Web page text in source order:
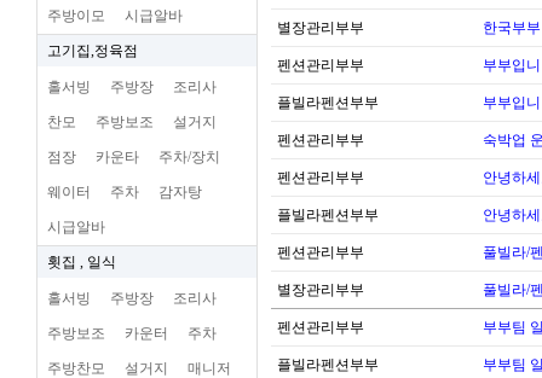
주방이모 시급알바
고기집,정육점
홀서빙 주방장 조리사
찬모 주방보조 설거지
점장 카운타 주차/장치
웨이터 주차 감자탕
시급알바
횟집 , 일식
홀서빙 주방장 조리사
주방보조 카운터 주차
주방찬모 설거지 매니저
별장관리부부 한국부
펜션관리부부 부부입
플빌라펜션부부 부부입
펜션관리부부 숙박업
펜션관리부부 안녕하
플빌라펜션부부 안녕하
펜션관리부부 풀빌라/
별장관리부부 풀빌라/
펜션관리부부 부부팀
플빌라펜션부부 부부팀